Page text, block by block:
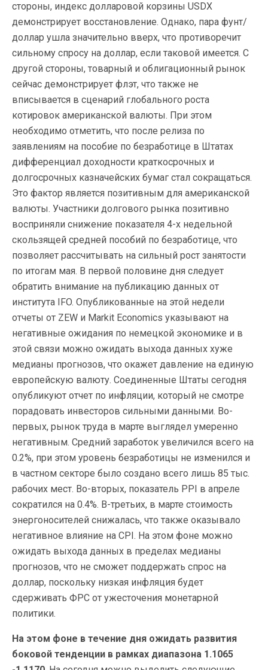
стороны, индекс долларовой корзины USDX
демонстрирует восстановление. Однако, пара фунт/
доллар ушла значительно вверх, что противоречит
сильному спросу на доллар, если таковой имеется. С
другой стороны, товарный и облигационный рынок
сейчас демонстрирует флэт, что также не
вписывается в сценарий глобального роста
котировок американской валюты. При этом
необходимо отметить, что после релиза по
заявлениям на пособие по безработице в Штатах
дифференциал доходности краткосрочных и
долгосрочных казначейских бумаг стал сокращаться.
Это фактор является позитивным для американской
валюты. Участники долгового рынка позитивно
восприняли снижение показателя 4-х недельной
скользящей средней пособий по безработице, что
позволяет рассчитывать на сильный рост занятости
по итогам мая. В первой половине дня следует
обратить внимание на публикацию данных от
института IFO. Опубликованные на этой недели
отчеты от ZEW и Markit Economics указывают на
негативные ожидания по немецкой экономике и в
этой связи можно ожидать выхода данных хуже
медианы прогнозов, что окажет давление на единую
европейскую валюту. Соединенные Штаты сегодня
опубликуют отчет по инфляции, который не смотре
порадовать инвесторов сильными данными. Во-
первых, рынок труда в марте выглядел умеренно
негативным. Средний заработок увеличился всего на
0.2%, при этом уровень безработицы не изменился и
в частном секторе было создано всего лишь 85 тыс.
рабочих мест. Во-вторых, показатель PPI в апреле
сократился на 0.4%. В-третьих, в марте стоимость
энергоносителей снижалась, что также оказывало
негативное влияние на CPI. На этом фоне можно
ожидать выхода данных в пределах медианы
прогнозов, что не сможет поддержать спрос на
доллар, поскольку низкая инфляция будет
сдерживать ФРС от ужесточения монетарной
политики.
На этом фоне в течение дня ожидать развития
боковой тенденции в рамках диапазона 1.1065